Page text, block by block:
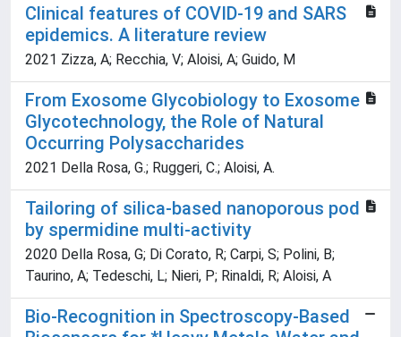
Clinical features of COVID-19 and SARS
epidemics. A literature review
2021 Zizza, A; Recchia, V; Aloisi, A; Guido, M
From Exosome Glycobiology to Exosome
Glycotechnology, the Role of Natural
Occurring Polysaccharides
2021 Della Rosa, G.; Ruggeri, C.; Aloisi, A.
Tailoring of silica-based nanoporous pod
by spermidine multi-activity
2020 Della Rosa, G; Di Corato, R; Carpi, S; Polini, B;
Taurino, A; Tedeschi, L; Nieri, P; Rinaldi, R; Aloisi, A
Bio-Recognition in Spectroscopy-Based